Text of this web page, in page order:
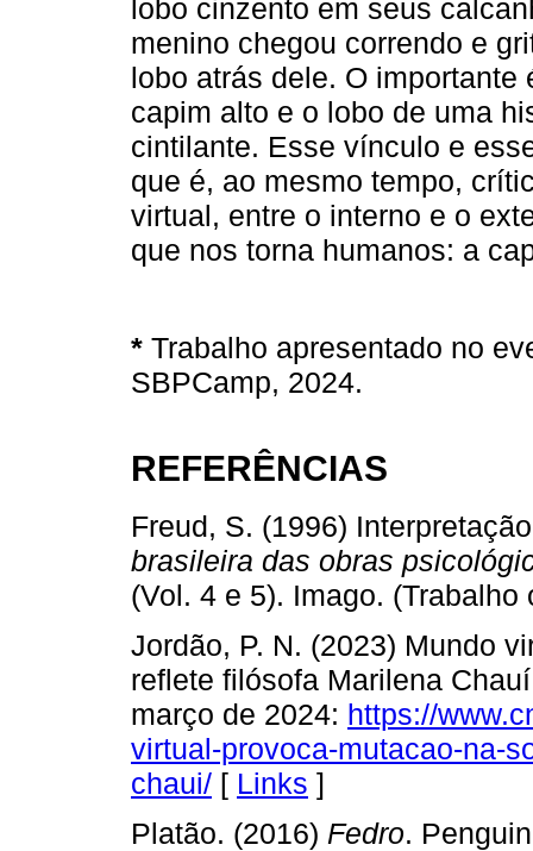
lobo cinzento em seus
menino chegou correndo e
lobo atrás dele. O
capim alto e o lobo de uma
cintilante. Esse vínculo e
que é, ao mesmo tempo,
virtual, entre o interno e o
que nos torna humanos: a
* Trabalho apresentado no
SBPCamp, 2024.
REFERÊNCIAS
Freud, S. (1996)
brasileira das obras
(Vol. 4 e 5). Imago.
Jordão, P. N. (2023) Mundo
reflete filósofa Marilena
março de 2024: https://
virtual-provoca-mutacao-na-
chaui/ [ Links ]
Platão. (2016) Fedro.